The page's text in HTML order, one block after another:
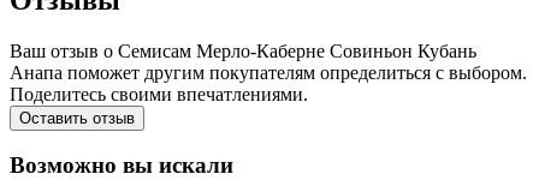
Ваш отзыв о Семисам Мерло-Каберне Совиньон Кубань
Анапа поможет другим покупателям определиться с выбором.
Поделитесь своими впечатлениями.
Оставить отзыв
Возможно вы искали